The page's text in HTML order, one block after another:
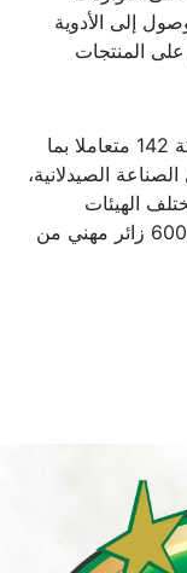
إلى الأدوية
المنتجات
وقد سجل معرض SIPHAL 2022 مشاركة 142 متعاملا بما
الصيدلانية،
الهيئات
والمنظمات، الذين استقبلوا ما يقارب من 6000 زائر مهني من